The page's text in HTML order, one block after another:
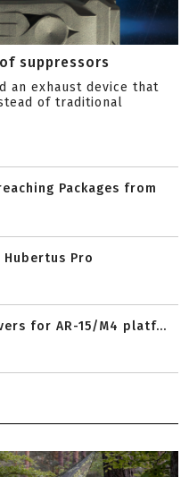
suppressors
an exhaust device that
of traditional
Packages from
Pro
for AR-15/M4 platf...